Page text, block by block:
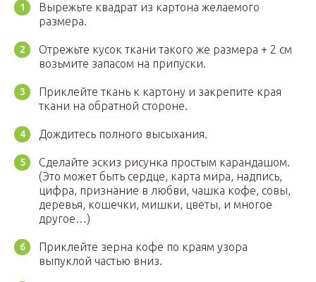
Вырежьте квадрат из картона желаемого
размера.
Отрежьте кусок ткани такого же размера + 2 см
возьмите запасом на припуски.
Приклейте ткань к картону и закрепите края
ткани на обратной стороне.
Дождитесь полного высыхания.
Сделайте эскиз рисунка простым карандашом.
(Это может быть сердце, карта мира, надпись,
цифра, признание в любви, чашка кофе, совы,
деревья, кошечки, мишки, цветы, и многое
другое…)
Приклейте зерна кофе по краям узора
выпуклой частью вниз.